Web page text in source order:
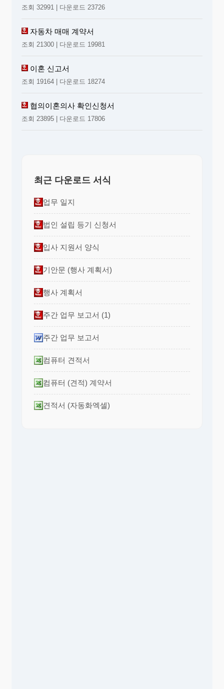
조회 32991 | 다운로드 23726
자동차 매매 계약서
조회 21300 | 다운로드 19981
이혼 신고서
조회 19164 | 다운로드 18274
협의이혼의사 확인신청서
조회 23895 | 다운로드 17806
최근 다운로드 서식
업무 일지
법인 설립 등기 신청서
입사 지원서 양식
기안문 (행사 계획서)
행사 계획서
주간 업무 보고서 (1)
주간 업무 보고서
컴퓨터 견적서
컴퓨터 (견적) 계약서
견적서 (자동화엑셀)